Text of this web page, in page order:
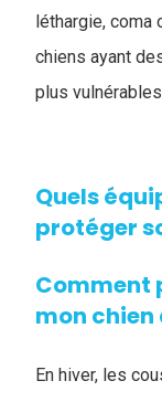
léthargie,
chiens ayant
plus
Quels
protéger
Comment
mon chien
En hiver, les